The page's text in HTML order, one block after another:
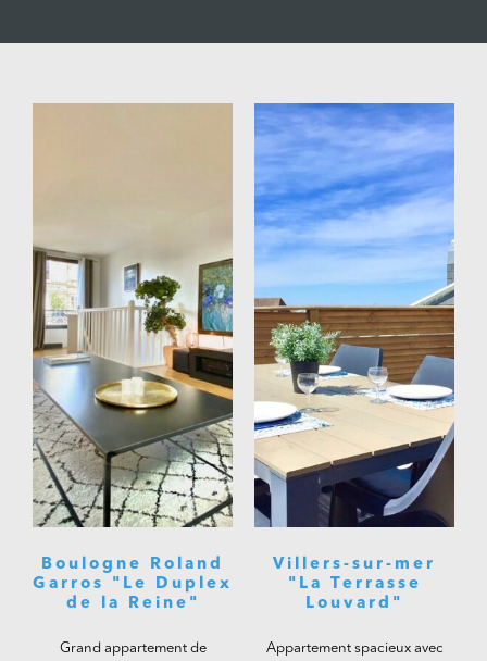
Boulogne Roland
Garros "Le Duplex
de la Reine"
Grand appartement de
Villers-sur-mer
"La Terrasse
Louvard"
Appartement spacieux avec